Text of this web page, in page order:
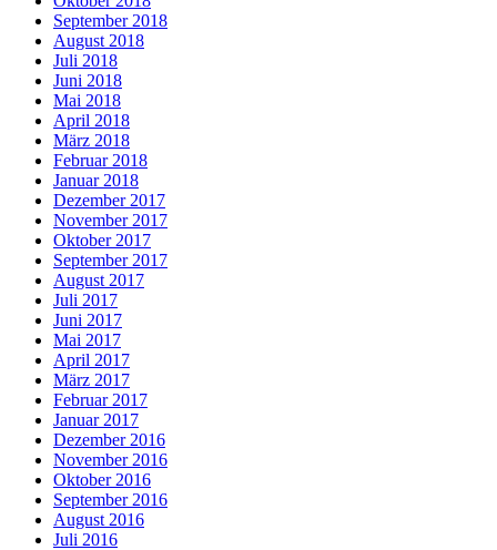
September 2018
August 2018
Juli 2018
Juni 2018
Mai 2018
April 2018
März 2018
Februar 2018
Januar 2018
Dezember 2017
November 2017
Oktober 2017
September 2017
August 2017
Juli 2017
Juni 2017
Mai 2017
April 2017
März 2017
Februar 2017
Januar 2017
Dezember 2016
November 2016
Oktober 2016
September 2016
August 2016
Juli 2016